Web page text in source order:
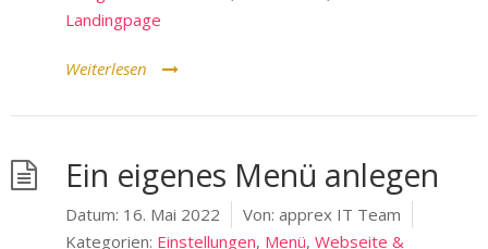
Landingpage
Weiterlesen
Ein eigenes Menü anlegen
Datum: 16. Mai 2022 Von: apprex IT Team
Kategorien: Einstellungen, Menü, Webseite &